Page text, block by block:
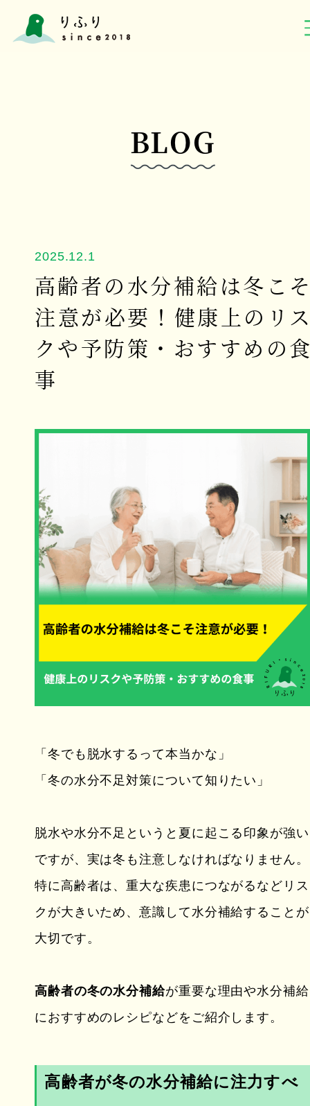
BLOG
2025.12.1
高齢者の水分補給は冬こ
注意が必要！健康上のリ
クや予防策・おすすめの
事
「冬でも脱水するって本当かな」
「冬の水分不足対策について知りたい」
脱水や水分不足というと夏に起こる印象が強い
ですが、実は冬も注意しなければなりません。
特に高齢者は、重大な疾患につながるなどリス
クが大きいため、意識して水分補給することが
大切です。
高齢者の冬の水分補給が重要な理由や水分補給
におすすめのレシピなどをご紹介します。
高齢者が冬の水分補給に注力すべ